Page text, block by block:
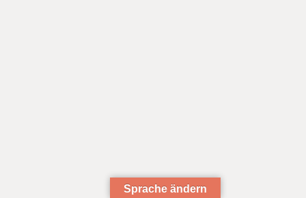
Sprache ändern